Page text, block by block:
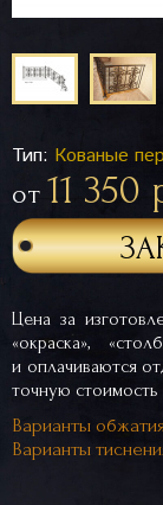
Тип: Кованые
от 11 350
Цена за
«окраска»,
и оплачиваются
точную стоимость
Варианты
Варианты